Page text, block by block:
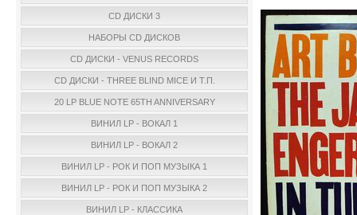
CD ДИСКИ 3
НАБОРЫ CD ДИСКОВ
CD ДИСКИ - VENUS RECORDS
CD ДИСКИ - THREE BLIND MICE И Т.П.
20 LP BLUE NOTE 65TH ANNIVERSARY
ВИНИЛ LP - ВОКАЛ 1
ВИНИЛ LP - ВОКАЛ 2
ВИНИЛ LP - РОК И ПОП МУЗЫКА 1
ВИНИЛ LP - РОК И ПОП МУЗЫКА 2
ВИНИЛ LP - КЛАССИКА